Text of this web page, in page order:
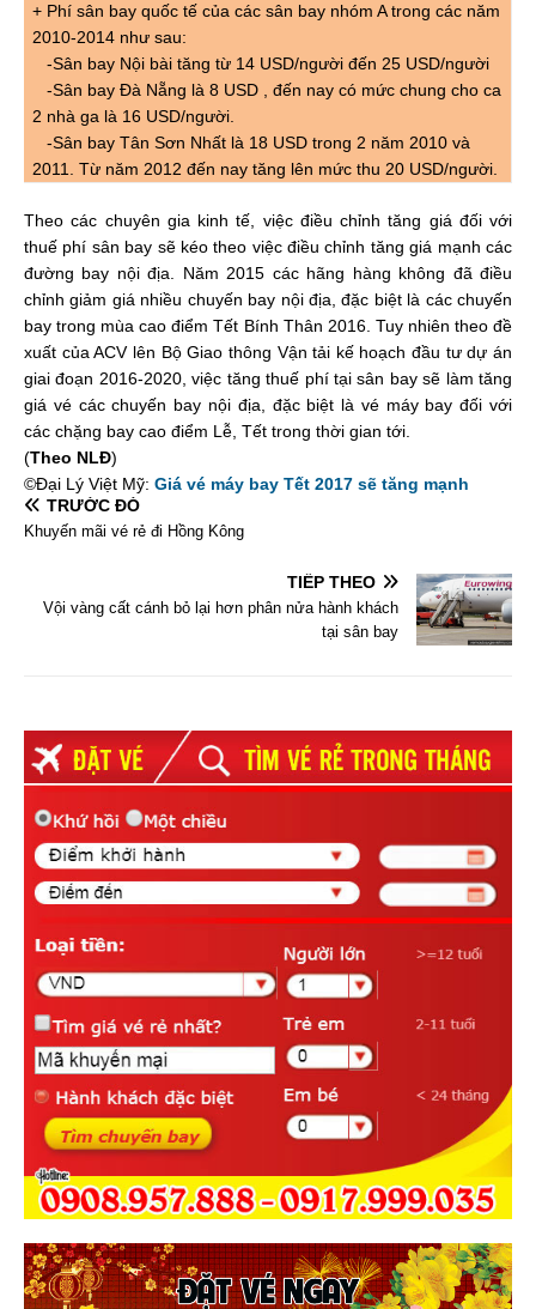
+ Phí sân bay quốc tế của các sân bay nhóm A trong các năm
2010-2014 như sau:
-Sân bay Nội bài tăng từ 14 USD/người đến 25 USD/người
-Sân bay Đà Nẵng là 8 USD , đến nay có mức chung cho ca
2 nhà ga là 16 USD/người.
-Sân bay Tân Sơn Nhất là 18 USD trong 2 năm 2010 và
2011. Từ năm 2012 đến nay tăng lên mức thu 20 USD/người.
Theo các chuyên gia kinh tế, việc điều chỉnh tăng giá đối với
thuế phí sân bay sẽ kéo theo việc điều chỉnh tăng giá mạnh các
đường bay nội địa. Năm 2015 các hãng hàng không đã điều
chỉnh giảm giá nhiều chuyến bay nội địa, đặc biệt là các chuyến
bay trong mùa cao điểm Tết Bính Thân 2016. Tuy nhiên theo đề
xuất của ACV lên Bộ Giao thông Vận tải kế hoạch đầu tư dự án
giai đoạn 2016-2020, việc tăng thuế phí tại sân bay sẽ làm tăng
giá vé các chuyến bay nội địa, đặc biệt là vé máy bay đối với
các chặng bay cao điểm Lễ, Tết trong thời gian tới.
(Theo NLĐ)
©Đại Lý Việt Mỹ: Giá vé máy bay Tết 2017 sẽ tăng mạnh
TRƯỚC ĐÓ
Khuyến mãi vé rẻ đi Hồng Kông
TIẾP THEO
Vội vàng cất cánh bỏ lại hơn phân nửa hành khách
tại sân bay